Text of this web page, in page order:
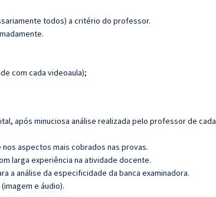
todos) a critério do professor.
com cada videoaula);
após minuciosa análise realizada pelo professor de cada
aspectos mais cobrados nas provas.
larga experiência na atividade docente.
a análise da especificidade da banca examinadora.
e áudio).